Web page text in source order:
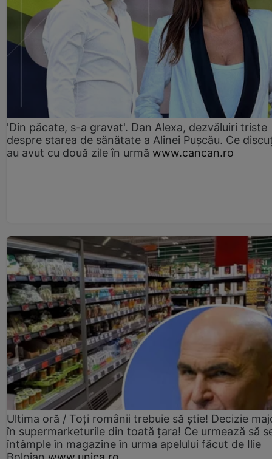
'Din păcate, s-a gravat'. Dan Alexa, dezvăluiri triste
despre starea de sănătate a Alinei Pușcău. Ce
au avut cu două zile în urmă www.cancan.ro
Ultima oră / Toți românii trebuie să știe! Decizie
în supermarketurile din toată țara! Ce urmează să
întâmple în magazine în urma apelului făcut de Ilie